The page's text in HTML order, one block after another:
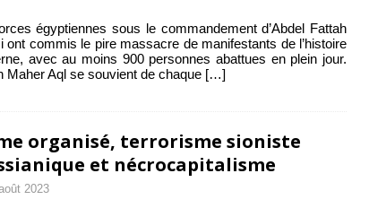
égyptiennes sous le commandement d’Abdel Fattah
ont commis le pire massacre de manifestants de l’histoire
avec au moins 900 personnes abattues en plein jour.
Maher Aql se souvient de chaque […]
organisé, terrorisme sioniste
et nécrocapitalisme
2023